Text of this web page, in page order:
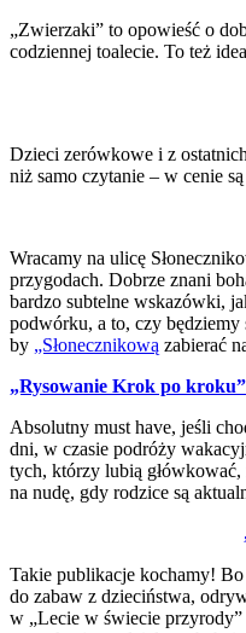
„Zwierzaki” to opowieść o
codziennej toalecie. To też
Dzieci zerówkowe i z
niż samo czytanie – w cenie
Wracamy na ulicę
przygodach. Dobrze znani
bardzo subtelne wskazówki,
podwórku, a to, czy będziemy
by „Słonecznikową zabierać
„Rysowanie Krok po kroku”
Absolutny must have, jeśli
dni, w czasie podróży
tych, którzy lubią
na nudę, gdy rodzice są
Takie publikacje kochamy!
do zabaw z dzieciństwa,
w „Lecie w świecie przyrody”